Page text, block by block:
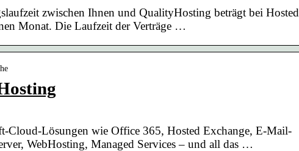
zwischen Ihnen und QualityHosting beträgt bei Hosted
Monat. Die Laufzeit der Verträge …
Cloud-Lösungen wie Office 365, Hosted Exchange, E-Mail-
WebHosting, Managed Services – und all das …